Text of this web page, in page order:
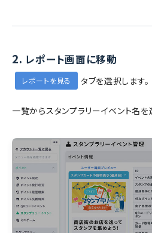
2. レポート画面に移動
レポートを見る タブを選択します。
一覧からスタンプラリーイベント名を